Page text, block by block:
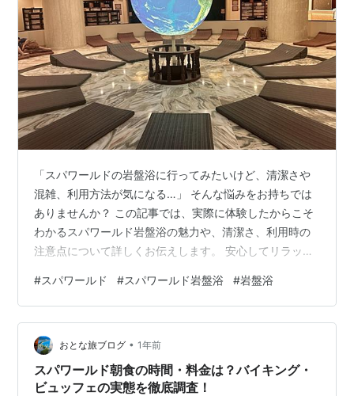
「スパワールドの岩盤浴に行ってみたいけど、清潔さや
混雑、利用方法が気になる…」 そんな悩みをお持ちでは
ありませんか？ この記事では、実際に体験したからこそ
わかるスパワールド岩盤浴の魅力や、清潔さ、利用時の
注意点について詳しくお伝えします。 安心してリラック
持ち物やおすすめの過ごし方などもご紹介。 記事を読み
終わるころには、快適な岩盤浴体験ができる準備が整
い、リフレッシュした自分をイメージできるはずです。
スパワールドと直結でとにかく便利！大阪・新世界エリ
アで宿泊するなら 👉 ＳＰＡＷＯＲＬＤ ＨＯＴＥＬ＆Ｒ
ＥＳＯＲＴ スパワールドの日帰りチケッ…
#スパワールド #スパワールド岩盤浴 #岩盤浴
おとな旅ブログ • 1年前
スパワールド朝食の時間・料金は？バイキング・
ビュッフェの実態を徹底調査！